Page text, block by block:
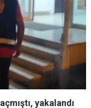
yakalandı